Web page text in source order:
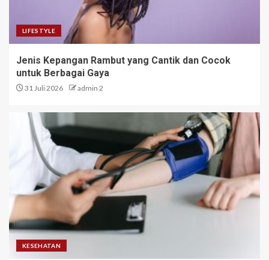
LIFESTYLE
Jenis Kepangan Rambut yang Cantik dan Cocok
untuk Berbagai Gaya
31 Juli 2026 admin 2
KESEHATAN